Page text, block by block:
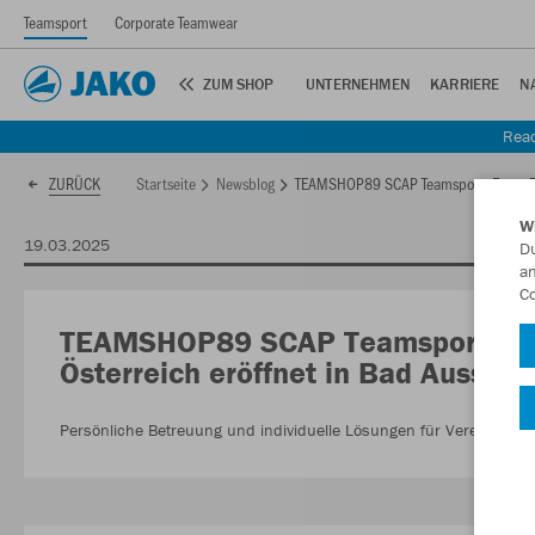
Teamsport Corporate Teamwear
ZUM SHOP UNTERNEHMEN KARRIERE
ZURÜCK Startseite Newsblog TEAMSHOP89 SCAP Teamsport:
19.03.2025
TEAMSHOP89 SCAP Teamsport:
Österreich eröffnet in Bad Aussee
Persönliche Betreuung und individuelle Lösungen für Vereine